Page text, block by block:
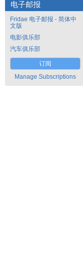
电子邮报
Fridae 电子邮报 - 简体中
文版
电影俱乐部
汽车俱乐部
订阅
Manage Subscriptions